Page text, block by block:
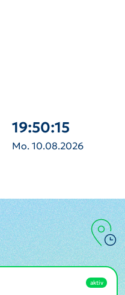
19:50:16
Mo. 10.08.2026
aktiv